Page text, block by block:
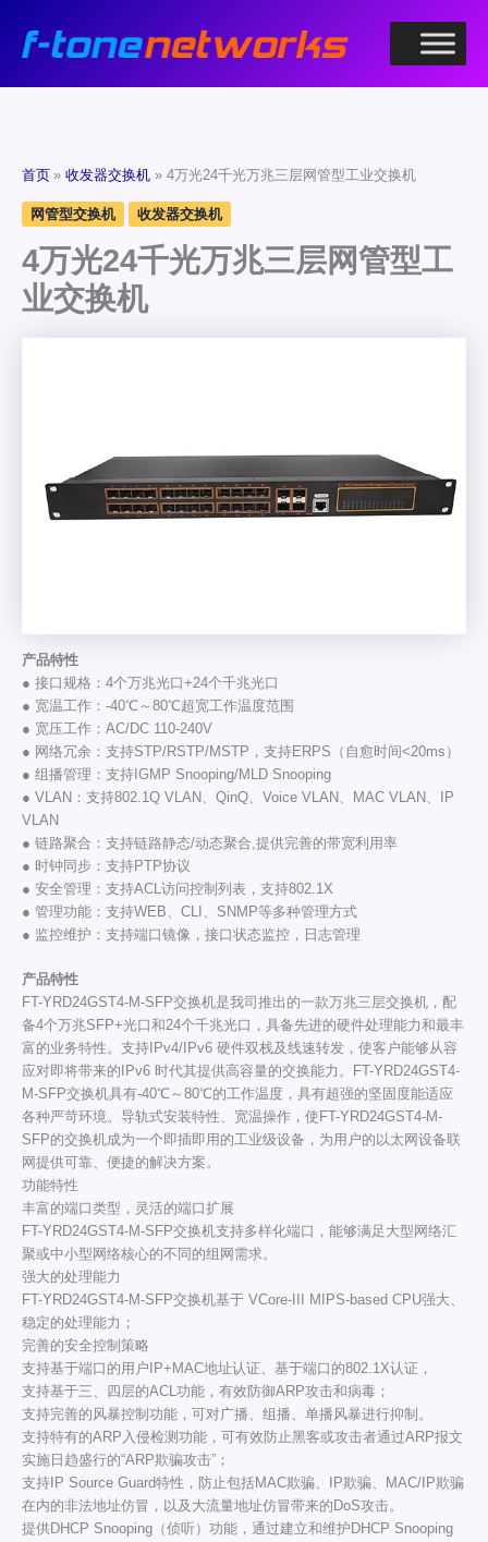
首页 收发器交换机 4万光24千光万兆三层网管型工业交换机
网管型交换机 收发器交换机
4万光24千光万兆三层网管型工
业交换机
产品特性
● 接口规格：4个万兆光口+24个千兆光口
● 宽温工作：-40℃～80℃超宽工作温度范围
● 宽压工作：AC/DC 110-240V
● 网络冗余：支持STP/RSTP/MSTP，支持ERPS（自愈时间<20ms）
● 组播管理：支持IGMP Snooping/MLD Snooping
● VLAN：支持802.1Q VLAN、QinQ、Voice VLAN、MAC VLAN、IP
VLAN
● 链路聚合：支持链路静态/动态聚合,提供完善的带宽利用率
● 时钟同步：支持PTP协议
● 安全管理：支持ACL访问控制列表，支持802.1X
● 管理功能：支持WEB、CLI、SNMP等多种管理方式
● 监控维护：支持端口镜像，接口状态监控，日志管理
产品特性
FT-YRD24GST4-M-SFP交换机是我司推出的一款万兆三层交换机，配
备4个万兆SFP+光口和24个千兆光口，具备先进的硬件处理能力和最丰
富的业务特性。支持IPv4/IPv6 硬件双栈及线速转发，使客户能够从容
应对即将带来的IPv6 时代其提供高容量的交换能力。FT-YRD24GST4-
M-SFP交换机具有-40℃～80℃的工作温度，具有超强的坚固度能适应
各种严苛环境。导轨式安装特性、宽温操作，使FT-YRD24GST4-M-
SFP的交换机成为一个即插即用的工业级设备，为用户的以太网设备联
网提供可靠、便捷的解决方案。
功能特性
丰富的端口类型，灵活的端口扩展
FT-YRD24GST4-M-SFP交换机支持多样化端口，能够满足大型网络汇
聚或中小型网络核心的不同的组网需求。
强大的处理能力
FT-YRD24GST4-M-SFP交换机基于 VCore-III MIPS-based CPU强大、
稳定的处理能力；
完善的安全控制策略
支持基于端口的用户IP+MAC地址认证、基于端口的802.1X认证，
支持基于三、四层的ACL功能，有效防御ARP攻击和病毒；
支持完善的风暴控制功能，可对广播、组播、单播风暴进行抑制。
支持特有的ARP入侵检测功能，可有效防止黑客或攻击者通过ARP报文
实施日趋盛行的“ARP欺骗攻击”；
支持IP Source Guard特性，防止包括MAC欺骗、IP欺骗、MAC/IP欺骗
在内的非法地址仿冒，以及大流量地址仿冒带来的DoS攻击。
提供DHCP Snooping（侦听）功能，通过建立和维护DHCP Snooping